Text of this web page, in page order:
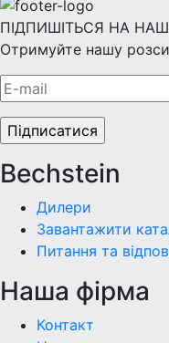
ПІДПИШІТЬСЯ НА
Отримуйте нашу
Bechstein
Дилери
Завантажити
Питання та
Наша фiрма
Контакт